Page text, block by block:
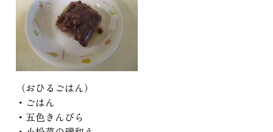
（おひるごはん）
・ごはん
・五色きんぴら